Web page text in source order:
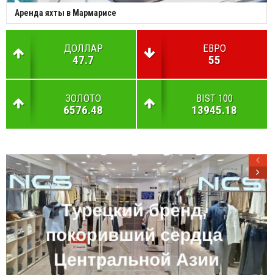
Аренда яхты в Мармарисе
ДОЛЛАР
47.7
ЕВРО
55
ЗОЛОТО
6576.48
BIST 100
13945.18